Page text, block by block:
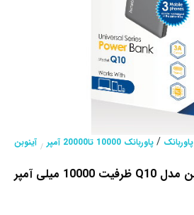
پاوربانک / پاوربانک 10000 تا20000 آمپر / آینوبن
پاوربانک گارانتی دار آینوبن مدل Q10 ظرفیت 10000 میلی آمپر